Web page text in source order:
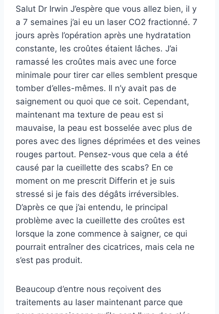
Salut Dr Irwin J’espère que vous allez bien, il y
a 7 semaines j’ai eu un laser CO2 fractionné. 7
jours après l’opération après une hydratation
constante, les croûtes étaient lâches. J’ai
ramassé les croûtes mais avec une force
minimale pour tirer car elles semblent presque
tomber d’elles-mêmes. Il n’y avait pas de
saignement ou quoi que ce soit. Cependant,
maintenant ma texture de peau est si
mauvaise, la peau est bosselée avec plus de
pores avec des lignes déprimées et des veines
rouges partout. Pensez-vous que cela a été
causé par la cueillette des scabs? En ce
moment on me prescrit Differin et je suis
stressé si je fais des dégâts irréversibles.
D’après ce que j’ai entendu, le principal
problème avec la cueillette des croûtes est
lorsque la zone commence à saigner, ce qui
pourrait entraîner des cicatrices, mais cela ne
s’est pas produit.
Beaucoup d’entre nous reçoivent des
traitements au laser maintenant parce que